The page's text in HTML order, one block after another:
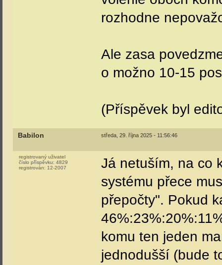
rozhodne
Ale zasa
o možno 10-15
(Příspěvek byl
Babilon středa, 29. října 2025 - 11:56:46
registrovaný uživatel
číslo příspěvku: 4829
registrován: 12-2007
Já netuším, na co
systému přece
přepočty". Pokud
komu ten jeden
jednodušší (bude